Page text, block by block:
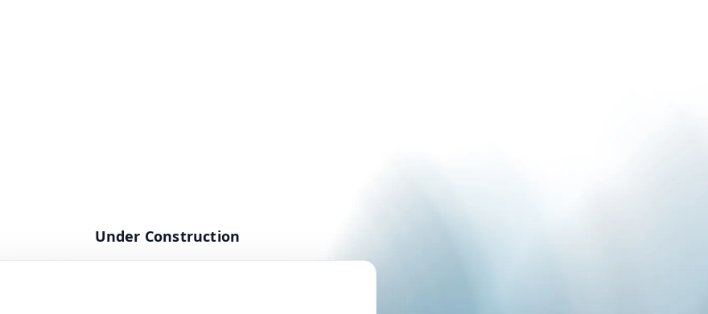
Under Construction